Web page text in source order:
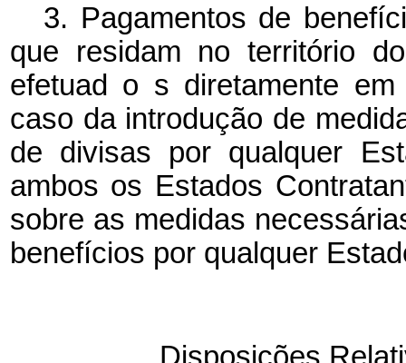
3. Pagamentos de
que residam no território
efetuad o s diretamente
caso da introdução de
de divisas por qualquer
ambos os Estados
sobre as medidas
benefícios por qualquer
Disposições